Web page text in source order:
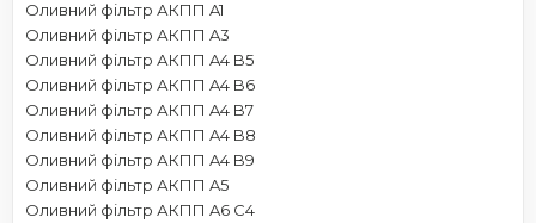
Оливний фільтр АКПП A1
Оливний фільтр АКПП A3
Оливний фільтр АКПП A4 B5
Оливний фільтр АКПП A4 B6
Оливний фільтр АКПП A4 B7
Оливний фільтр АКПП A4 B8
Оливний фільтр АКПП A4 B9
Оливний фільтр АКПП A5
Оливний фільтр АКПП A6 C4